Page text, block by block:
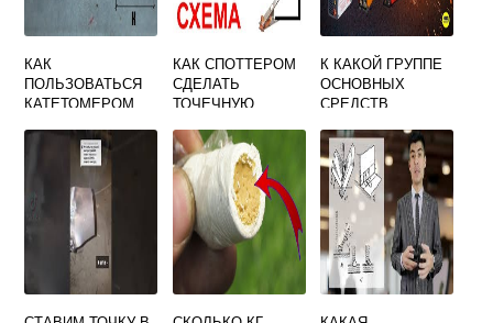
КАК
ПОЛЬЗОВАТЬСЯ
КАТЕТОМЕРОМ
КАК СПОТТЕРОМ
СДЕЛАТЬ
ТОЧЕЧНУЮ
К КАКОЙ ГРУППЕ
ОСНОВНЫХ
СРЕДСТВ
СВАРОЧНЫЙ
АППАРАТ